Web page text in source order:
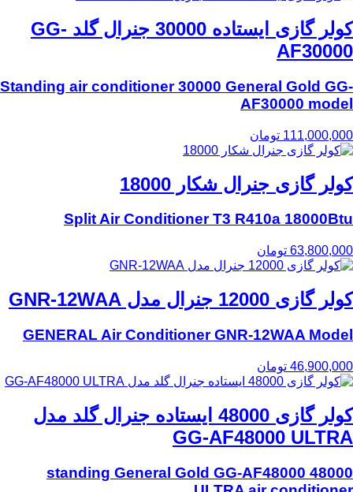
کولر گازی ایستاده 30000 جنرال گلد GG-
AF30000
Standing air conditioner 30000 General Gold GG-
AF30000 model
111,000,000 تومان
کولر گازی جنرال شکار 18000
Split Air Conditioner T3 R410a 18000Btu
63,800,000 تومان
کولر گازی 12000 جنرال مدل GNR-12WAA
GENERAL Air Conditioner GNR-12WAA Model
46,900,000 تومان
کولر گازی 48000 ایستاده جنرال گلد مدل
GG-AF48000 ULTRA
48000 standing General Gold GG-AF48000